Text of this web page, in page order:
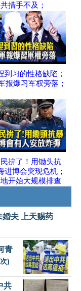
措手不及；
到习的性格缺陷；
报爆习军权旁落；
拚了！用锄头抗
进博会突现危机；
开始大规模排查
夫 上天赐药
青
次)
共